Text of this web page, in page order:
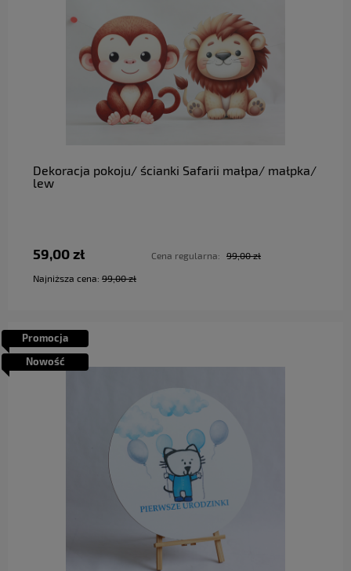
Dekoracja pokoju/ ścianki Safarii małpa/ małpka/
lew
59,00 zł Cena regularna: 99,00 zł
Najniższa cena: 99,00 zł
do koszyka
Promocja
Nowość